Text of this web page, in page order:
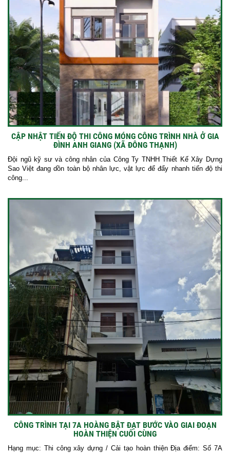
CẬP NHẬT TIẾN ĐỘ THI CÔNG MÓNG CÔNG TRÌNH NHÀ Ở GIA
ĐÌNH ANH GIANG (XÃ ĐÔNG THẠNH)
Đội ngũ kỹ sư và công nhân của Công Ty TNHH Thiết Kế Xây Dựng
Sao Việt đang dồn toàn bộ nhân lực, vật lực để đẩy nhanh tiến độ thi
công...
CÔNG TRÌNH TẠI 7A HOÀNG BẬT ĐẠT BƯỚC VÀO GIAI ĐOẠN
HOÀN THIỆN CUỐI CÙNG
Hạng mục: Thi công xây dựng / Cải tạo hoàn thiện Địa điểm: Số 7A